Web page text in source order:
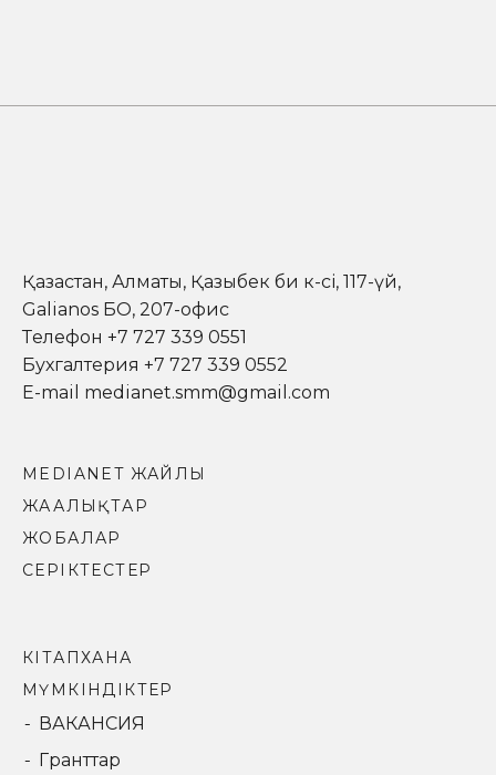
Қазақстан, Алматы, Қазыбек би к-сі, 117-үй,
Galianos БО, 207-офис
Телефон +7 727 339 0551
Бухгалтерия +7 727 339 0552
E-mail medianet.smm@gmail.com
MEDIANET ЖАЙЛЫ
ЖАҢАЛЫҚТАР
ЖОБАЛАР
СЕРІКТЕСТЕР
КІТАПХАНА
МҮМКІНДІКТЕР
ВАКАНСИЯ
Гранттар